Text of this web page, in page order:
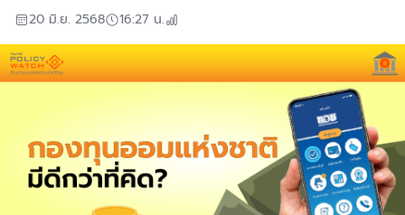
20 มิ.ย. 2568 16:27 น.